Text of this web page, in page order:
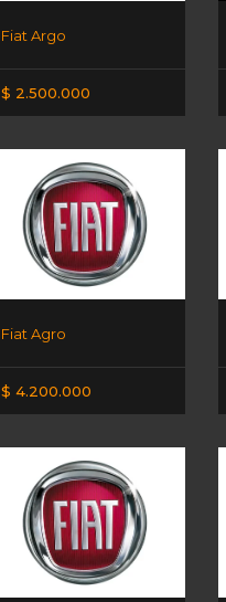
Fiat Argo
$ 2.500.000
Fiat Agro
$ 4.200.000